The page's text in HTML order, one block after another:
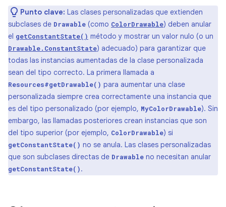
Punto clave: Las clases personalizadas que extienden
subclases de Drawable (como ColorDrawable) deben anular
el getConstantState() método y mostrar un valor nulo (o un
Drawable.ConstantState) adecuado) para garantizar que
todas las instancias aumentadas de la clase personalizada
sean del tipo correcto. La primera llamada a
Resources#getDrawable() para aumentar una clase
personalizada siempre crea correctamente una instancia que
es del tipo personalizado (por ejemplo, MyColorDrawable). Sin
embargo, las llamadas posteriores crean instancias que son
del tipo superior (por ejemplo, ColorDrawable) si
getConstantState() no se anula. Las clases personalizadas
que son subclases directas de Drawable no necesitan anular
getConstantState().